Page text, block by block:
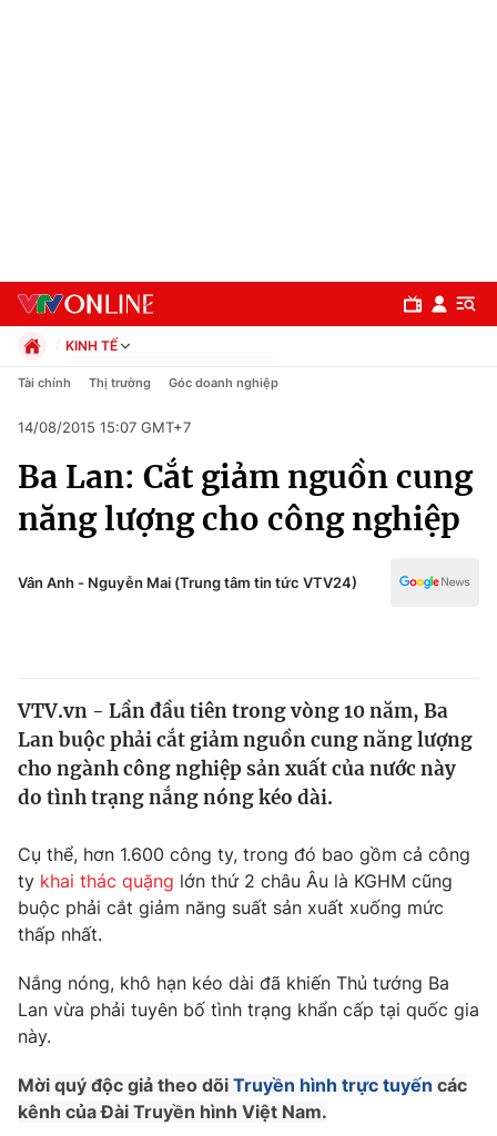
Chuyên mục
Chính trị
Thế giới
Tin tức
Thế giới đó đây
Câu chuyện quốc tế
Tài chính
Thị trường
Dữ liệu và đời sống
Phim VTV
Hậu trường
Nhân vật
Giải trí
Âm nhạc
Đời sống
KINH TẾ
Chính trị
Pháp luật
Kinh tế
Thể thao
Truyền hình
Y tế
Tài chính Thị trường Góc doanh nghiệp
14/08/2015 15:07 GMT+7
Ba Lan: Cắt giảm nguồn cung
năng lượng cho công nghiệp
Vân Anh - Nguyễn Mai (Trung tâm tin tức VTV24)
VTV.vn - Lần đầu tiên trong vòng 10 năm, Ba
Lan buộc phải cắt giảm nguồn cung năng lượng
cho ngành công nghiệp sản xuất của nước này
do tình trạng nắng nóng kéo dài.
Cụ thể, hơn 1.600 công ty, trong đó bao gồm cả công
ty khai thác quặng lớn thứ 2 châu Âu là KGHM cũng
buộc phải cắt giảm năng suất sản xuất xuống mức
thấp nhất.
Nắng nóng, khô hạn kéo dài đã khiến Thủ tướng Ba
Lan vừa phải tuyên bố tình trạng khẩn cấp tại quốc gia
này.
Mời quý độc giả theo dõi Truyền hình trực tuyến các
kênh của Đài Truyền hình Việt Nam.